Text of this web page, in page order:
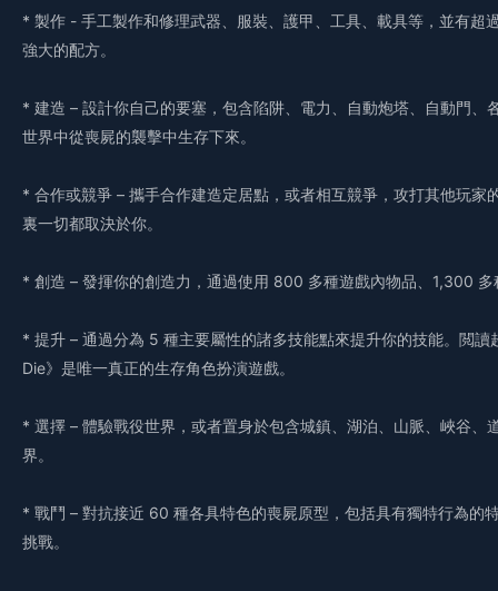
* 製作 - 手工製作和修理武器、服裝、護甲、工具、載具等，並有
強大的配方。
* 建造 – 設計你自己的要塞，包含陷阱、電力、自動炮塔、自動門、
世界中從喪屍的襲擊中生存下來。
* 合作或競爭 – 攜手合作建造定居點，或者相互競爭，攻打其他玩家
裏一切都取決於你。
* 創造 – 發揮你的創造力，通過使用 800 多種遊戲內物品、1,300
* 提升 – 通過分為 5 種主要屬性的諸多技能點來提升你的技能。閲
Die》是唯一真正的生存角色扮演遊戲。
* 選擇 – 體驗戰役世界，或者置身於包含城鎮、湖泊、山脈、峽谷
界。
* 戰鬥 – 對抗接近 60 種各具特色的喪屍原型，包括具有獨特行為的
挑戰。